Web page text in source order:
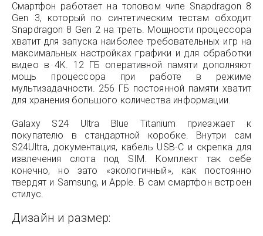
Смартфон работает на топовом чипе Snapdragon 8
Gen 3, который по синтетическим тестам обходит
Snapdragon 8 Gen 2 на треть. Мощности процессора
хватит для запуска наиболее требовательных игр на
максимальных настройках графики и для обработки
видео в 4K. 12 ГБ оперативной памяти дополняют
мощь процессора при работе в режиме
мультизадачности. 256 ГБ постоянной памяти хватит
для хранения большого количества информации.
Galaxy S24 Ultra Blue Titanium приезжает к
покупателю в стандартной коробке. Внутри сам
S24Ultra, документация, кабель USB-C и скрепка для
извлечения слота под SIM. Комплект так себе
конечно, но зато «экологичный», как постоянно
твердят и Samsung, и Apple. В сам смартфон встроен
стилус.
Дизайн и размер: